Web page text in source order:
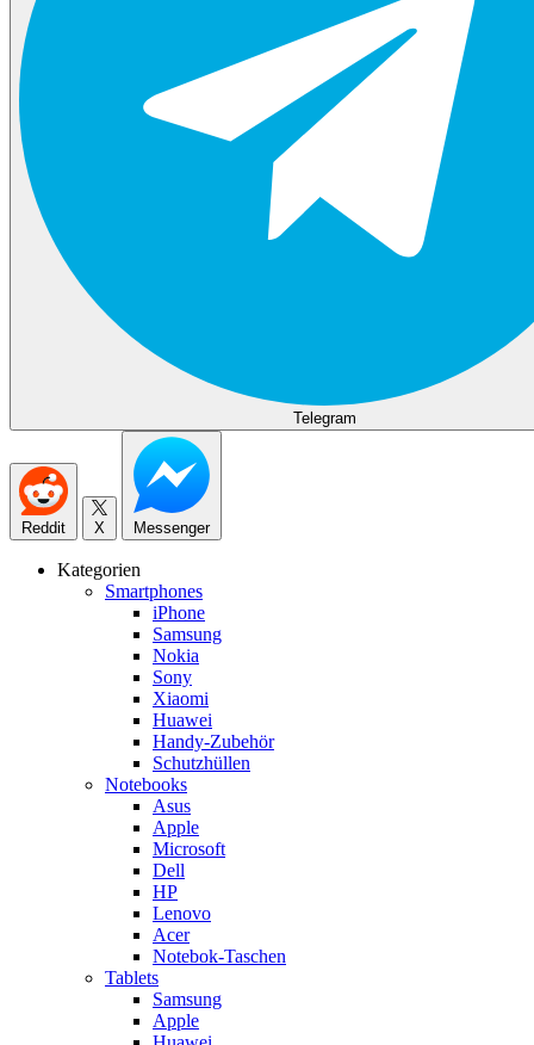
Telegram
Reddit X Messenger
Kategorien
Smartphones
iPhone
Samsung
Nokia
Sony
Xiaomi
Huawei
Handy-Zubehör
Schutzhüllen
Notebooks
Asus
Apple
Microsoft
Dell
HP
Lenovo
Acer
Notebok-Taschen
Tablets
Samsung
Apple